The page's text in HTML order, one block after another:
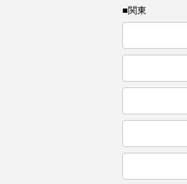
■関東